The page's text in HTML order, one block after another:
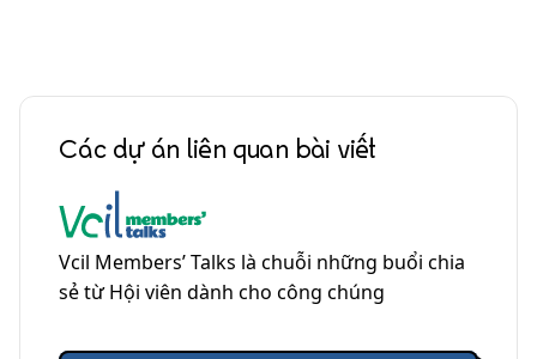
Các dự án liên quan bài viết
Vcil Members’ Talks là chuỗi những buổi chia
sẻ từ Hội viên dành cho công chúng